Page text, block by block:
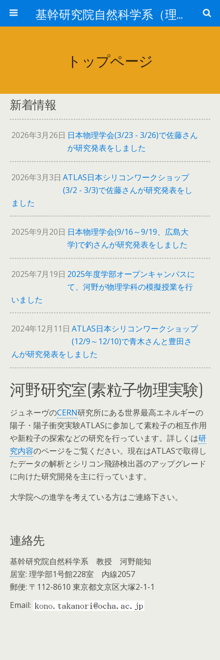
基幹研究院自然科学系（理学部物理学科）
トップページ
新着情報
2026年3月26日 日本物理学会(3/23 - 3/26)で佐藤さん
が研究発表をしました
2026年3月3日 ATLAS日本シリコンワークショップ
(3/2 - 3/3)で佐藤さんが研究発表をし
ました
2025年9月20日 日本物理学会(9/16～9/19、広島大
学)で釣さんが研究発表をしました
2025年7月19日 2025年度学部オープンキャンパスに
て、河野が物理学科の模擬授業を行
いました
2024年12月11日 ATLAS日本シリコンワークショップ
(12/9～12/10)で青木さんと豊田さ
んが研究発表をしました
河野研究室(素粒子物理実験)
ジュネーヴのCERN研究所にある世界最高エネルギーの
陽子・陽子衝突実験ATLASに参加して素粒子の相互作用
や新粒子の探索などの研究を行っています。詳しくは研
究内容のページをご覧ください。現在はATLASで取得し
たデータの解析とシリコン飛跡検出器のアップグレード
に向けた研究開発を主に行っています。
大学院への進学を考えている方はご連絡下さい。
連絡先
基幹研究院自然科学系 教授 河野能知
居室: 理学部1号館228室 内線2057
郵便: 〒112-8610 東京都文京区大塚2-1-1
Email: